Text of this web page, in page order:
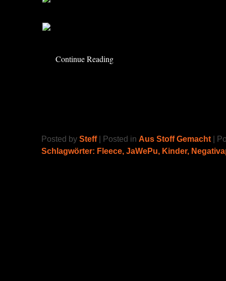
Continue Reading
Posted by Steff| Posted in Aus Stoff Gemacht |
Schlagwörter: Fleece, JaWePu, Kinder,